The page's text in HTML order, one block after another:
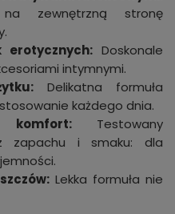
zewnętrzną stronę
Doskonale
intymnymi.
Delikatna formuła
każdego dnia.
komfort: Testowany
zapachu i smaku: dla
Lekka formuła nie